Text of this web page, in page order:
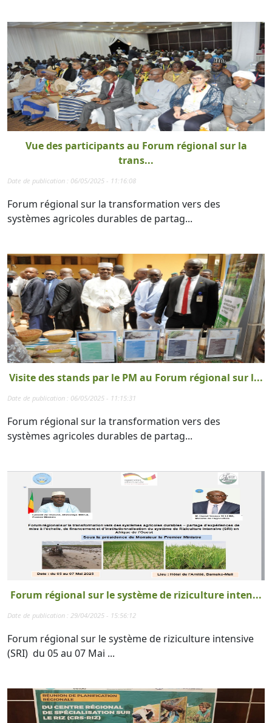
Vue des participants au Forum régional sur la
trans...
Date de publication : 06/05/2025 - 11:16:08
Forum régional sur la transformation vers des
systèmes agricoles durables de partag...
Visite des stands par le PM au Forum régional sur l...
Date de publication : 06/05/2025 - 11:15:31
Forum régional sur la transformation vers des
systèmes agricoles durables de partag...
Forum régional sur le système de riziculture inten...
Date de publication : 29/04/2025 - 15:56:12
Forum régional sur le système de riziculture intensive
(SRI) du 05 au 07 Mai ...